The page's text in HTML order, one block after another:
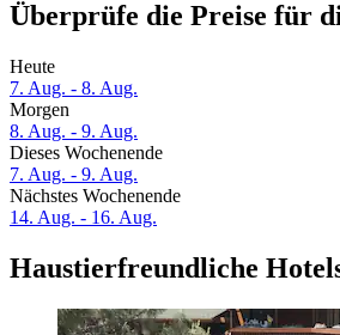
Überprüfe die Preise für
Heute
7. Aug. - 8. Aug.
Morgen
8. Aug. - 9. Aug.
Dieses Wochenende
7. Aug. - 9. Aug.
Nächstes Wochenende
14. Aug. - 16. Aug.
Haustierfreundliche